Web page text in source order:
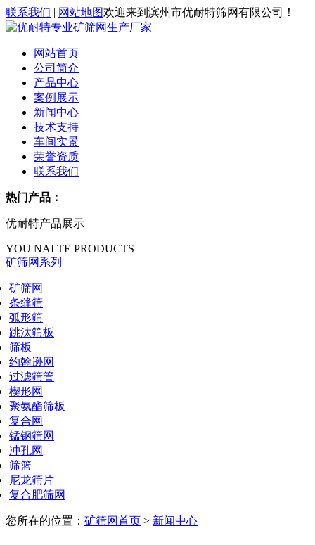
联系我们 | 网站地图欢迎来到滨州市优耐特筛网有限公司！
网站首页
公司简介
产品中心
案例展示
新闻中心
技术支持
车间实景
荣誉资质
联系我们
热门产品：
优耐特产品展示
YOU NAI TE PRODUCTS
矿筛网系列
矿筛网
条缝筛
弧形筛
跳汰筛板
筛板
约翰逊网
过滤筛管
楔形网
聚氨酯筛板
复合网
锰钢筛网
冲孔网
筛篮
尼龙筛片
复合肥筛网
您所在的位置： 矿筛网首页 > 新闻中心